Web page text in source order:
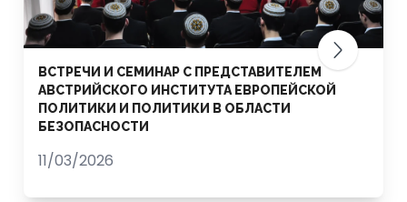
ВСТРЕЧИ И СЕМИНАР С ПРЕДСТАВИТЕЛЕМ
АВСТРИЙСКОГО ИНСТИТУТА ЕВРОПЕЙСКОЙ
ПОЛИТИКИ И ПОЛИТИКИ В ОБЛАСТИ
БЕЗОПАСНОСТИ
11/03/2026